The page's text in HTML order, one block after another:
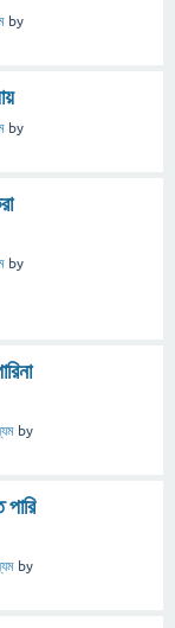
by
by
by
by
by